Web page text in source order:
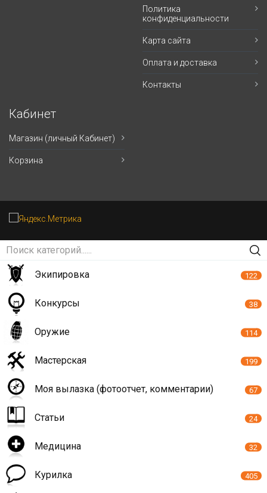
Политика
конфиденциальности
Карта сайта
Оплата и доставка
Контакты
Кабинет
Магазин (личный Кабинет)
Корзина
Экипировка 122
Конкурсы 38
Оружие 114
Мастерская 199
Моя вылазка (фотоотчет, комментарии) 67
Статьи 24
Медицина 32
Курилка 405